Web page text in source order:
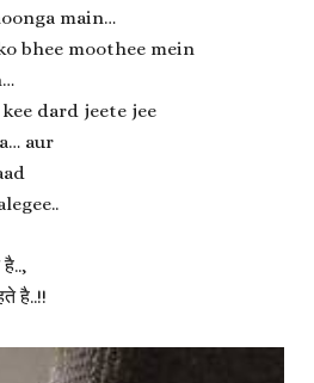
main…
bhee moothee mein
dard jeete jee
aur
है..!!